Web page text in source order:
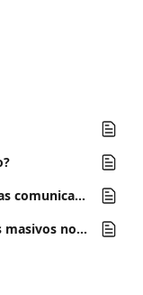
¿Cómo puedo revisar los detalles de las comunicaciones?
Buenas prácticas para que tus correos masivos no caigan en spam